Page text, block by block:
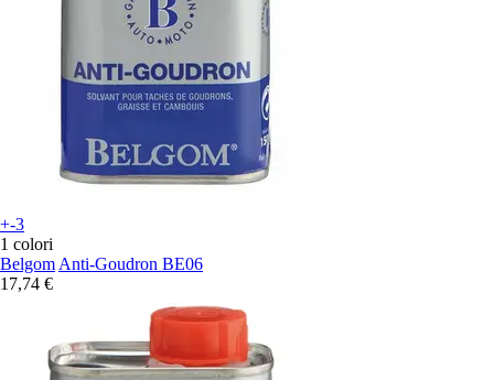
+-3
1 colori
Belgom Anti-Goudron BE06
17,74 €